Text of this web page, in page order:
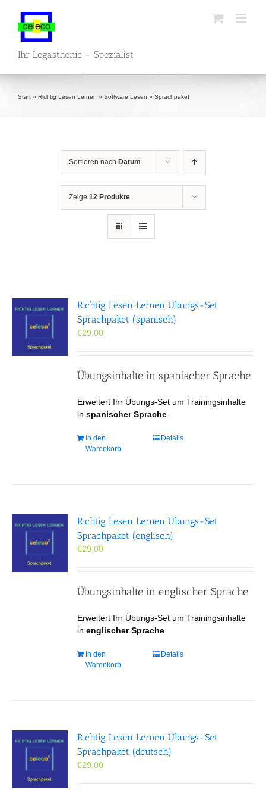
springen
Ihr Legasthenie - Spezialist
Start » Richtig Lesen Lernen » Software Lesen » Sprachpaket
Sortieren nach Datum
Zeige 12 Produkte
Richtig Lesen Lernen Übungs-Set
Sprachpaket (spanisch)
€29,00
Übungsinhalte in spanischer Sprache
Erweitert Ihr Übungs-Set um Trainingsinhalte
inspanischer Sprache
In den
Warenkorb
Details
Richtig Lesen Lernen Übungs-Set
Sprachpaket (englisch)
€29,00
Übungsinhalte in englischer Sprache
Erweitert Ihr Übungs-Set um Trainingsinhalte
inenglischer Sprache
In den
Warenkorb
Details
Richtig Lesen Lernen Übungs-Set
Sprachpaket (deutsch)
€29,00